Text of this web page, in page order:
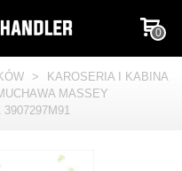
0
>
KAROSERIA I KABINA
MASSEY
3907297M91